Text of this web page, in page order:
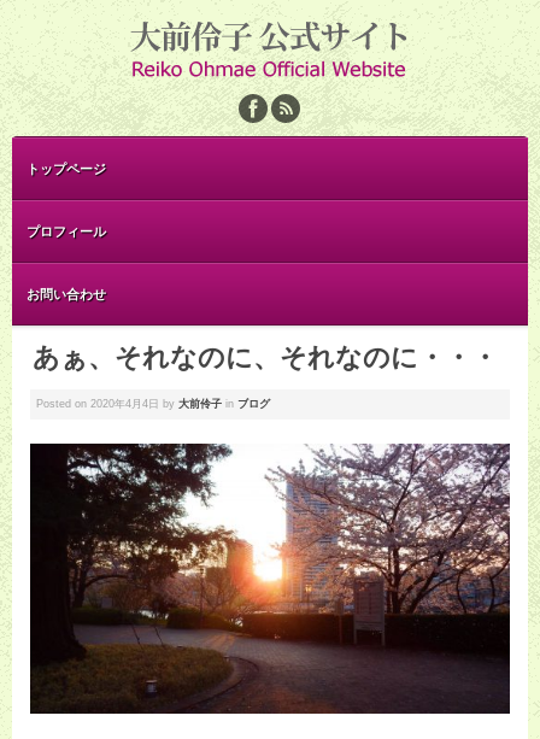
トップページ
プロフィール
お問い合わせ
あぁ、それなのに、それなのに・・・
Posted on 2020年4月4日 by 大前伶子 in ブログ